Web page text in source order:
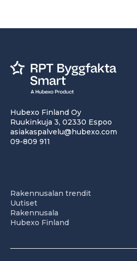
Hubexo Finland Oy
Ruukinkuja 3, 02330 Espoo
asiakaspalvelu@hubexo.com
09-809 911
Rakennusalan trendit
Uutiset
Rakennusala
Hubexo Finland